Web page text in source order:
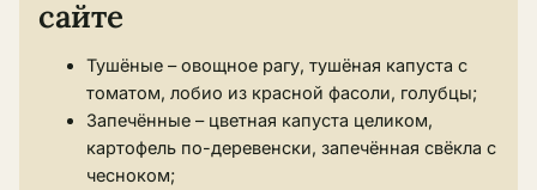
сайте
Тушёные – овощное рагу, тушёная капуста с
томатом, лобио из красной фасоли, голубцы;
Запечённые – цветная капуста целиком,
картофель по-деревенски, запечённая свёкла с
чесноком;